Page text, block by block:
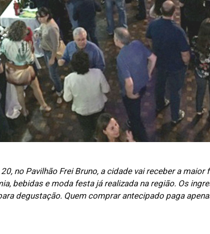
no Pavilhão Frei Bruno, a cidade vai receber a maior
bebidas e moda festa já realizada na região. Os
degustação. Quem comprar antecipado paga